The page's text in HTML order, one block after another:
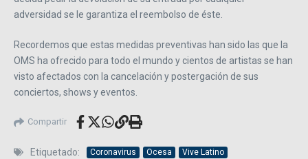
adversidad se le garantiza el reembolso de éste.
Recordemos que estas medidas preventivas han sido las que la
OMS ha ofrecido para todo el mundo y cientos de artistas se han
visto afectados con la cancelación y postergación de sus
conciertos, shows y eventos.
Compartir
Etiquetado: Coronavirus Ocesa Vive Latino